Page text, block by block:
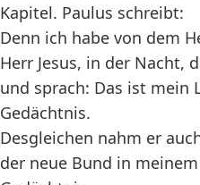
Kapitel. Paulus schreibt:
Denn ich habe von dem
Herr Jesus, in der Nacht,
und sprach: Das ist mein
Gedächtnis.
Desgleichen nahm er
der neue Bund in